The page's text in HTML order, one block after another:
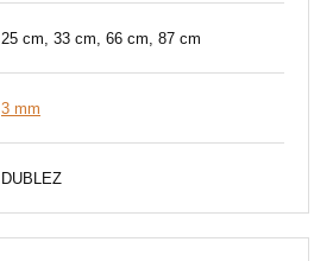
25 cm, 33 cm, 66 cm, 87 cm
3 mm
DUBLEZ